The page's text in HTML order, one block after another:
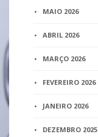
MAIO 2026
ABRIL 2026
MARÇO 2026
FEVEREIRO 2026
JANEIRO 2026
DEZEMBRO 2025